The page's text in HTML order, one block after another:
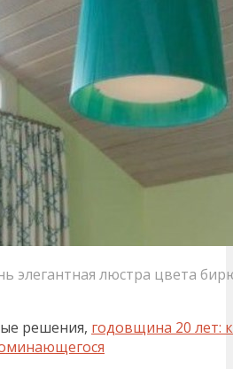
элегантная люстра цвета
решения, годовщина 20 лет: